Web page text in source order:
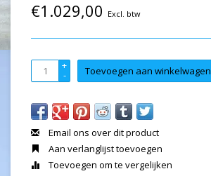
€1.029,00 Excl. btw
+
- Toevoegen aan winkelwagen
Email ons over dit product
Aan verlanglijst toevoegen
Toevoegen om te vergelijken